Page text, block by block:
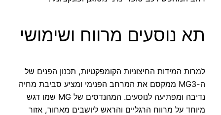
תא נוסעים מרווח ושימושי
למרות המידות החיצוניות הקומפקטיות, תכנון הפנים של
ה-MG3 ממקסם את המרחב הפנימי ומציע סביבת מחיה
נדיבה ומפתיעה לנוסעים. המהנדסים של MG שמו דגש
מיוחד על מרווח הרגליים והראש ליושבים מאחור, אזור